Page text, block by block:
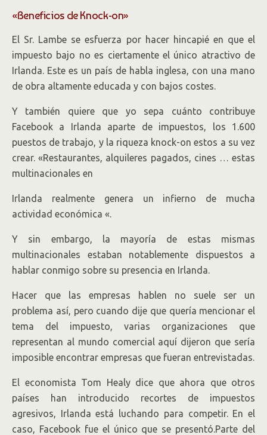
«Beneficios de Knock-on»
El Sr. Lambe se esfuerza por hacer hincapié en que el
impuesto bajo no es ciertamente el único atractivo de
Irlanda. Este es un país de habla inglesa, con una mano
de obra altamente educada y con bajos costes.
Y también quiere que yo sepa cuánto contribuye
Facebook a Irlanda aparte de impuestos, los 1.600
puestos de trabajo, y la riqueza knock-on estos a su vez
crear. «Restaurantes, alquileres pagados, cines … estas
multinacionales en
Irlanda realmente genera un infierno de mucha
actividad económica «.
Y sin embargo, la mayoría de estas mismas
multinacionales estaban notablemente dispuestos a
hablar conmigo sobre su presencia en Irlanda.
Hacer que las empresas hablen no suele ser un
problema así, pero cuando dije que quería mencionar el
tema del impuesto, varias organizaciones que
representan al mundo comercial aquí dijeron que sería
imposible encontrar empresas que fueran entrevistadas.
El economista Tom Healy dice que ahora que otros
países han introducido recortes de impuestos
agresivos, Irlanda está luchando para competir. En el
caso, Facebook fue el único que se presentó.Parte del